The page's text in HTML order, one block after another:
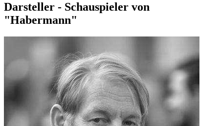
Darsteller - Schauspieler von
"Habermann"